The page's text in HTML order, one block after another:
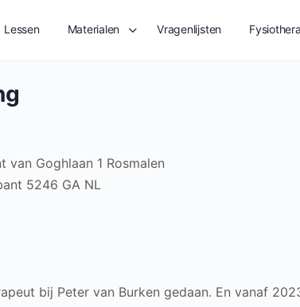
Lessen Materialen Vragenlijsten
van Goghlaan 1 Rosmalen
5246 GA NL
bij Peter van Burken gedaan. En vanaf